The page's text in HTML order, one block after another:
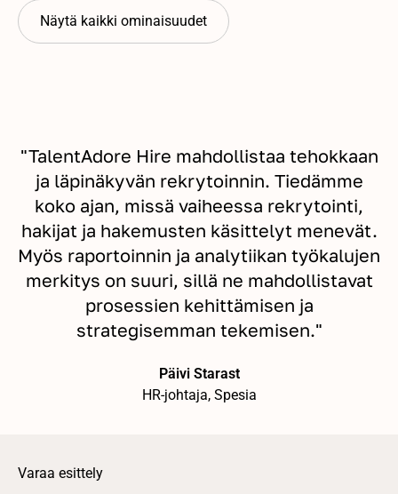
Näytä kaikki ominaisuudet
"TalentAdore Hire mahdollistaa tehokkaan
ja läpinäkyvän rekrytoinnin. Tiedämme
koko ajan, missä vaiheessa rekrytointi,
hakijat ja hakemusten käsittelyt menevät.
Myös raportoinnin ja analytiikan työkalujen
merkitys on suuri, sillä ne mahdollistavat
prosessien kehittämisen ja
strategisemman tekemisen."
Päivi Starast
HR-johtaja, Spesia
Varaa esittely